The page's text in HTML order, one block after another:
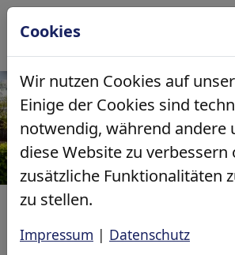
Gebäudetechnik
Cookies
Wir nutzen Cookies auf
Einige der Cookies sind
notwendig, während andere
diese Website zu verbessern
zusätzliche Funktionalitäten
zu stellen.
Impressum | Datenschutz
Heizung | Sanitär |
Übersicht: Heizung | Sanitär |
3D-Badplaner
Über uns
Übersicht: Über uns
Ausbildung